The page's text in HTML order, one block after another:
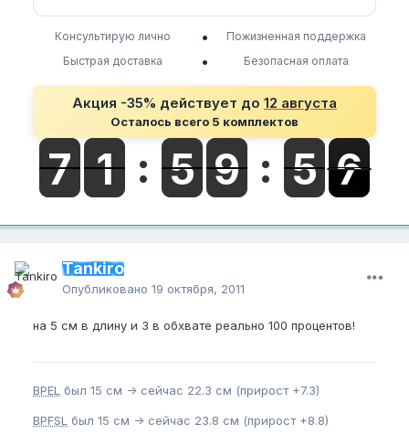
Консультирую лично •
Пожизненная поддержка
Быстрая доставка
• Безопасная оплата
Акция -35% действует до 12 августа
Осталось всего 5 комплектов
Tankiro
Опубликовано 19 октября, 2011
на 5 см в длину и 3 в обхвате реально 100 процентов!
BPEL был 15 см -> сейчас 22.3 см (прирост +7.3)
BPFSL был 15 см -> сейчас 23.8 см (прирост +8.8)